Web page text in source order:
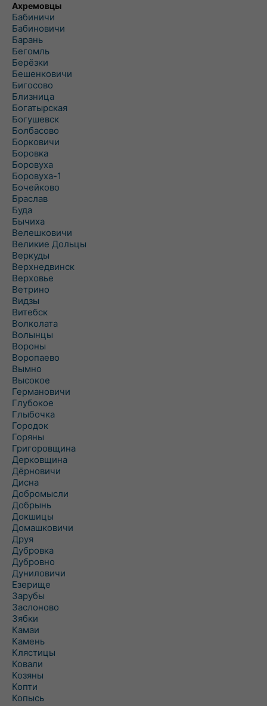
Ахремовцы
Бабиничи
Бабиновичи
Барань
Бегомль
Берёзки
Бешенковичи
Бигосово
Близница
Богатырская
Богушевск
Болбасово
Борковичи
Боровка
Боровуха
Боровуха-1
Бочейково
Браслав
Буда
Бычиха
Велешковичи
Великие Дольцы
Веркуды
Верхнедвинск
Верховье
Ветрино
Видзы
Витебск
Волколата
Волынцы
Вороны
Воропаево
Вымно
Высокое
Германовичи
Глубокое
Глыбочка
Городок
Горяны
Григоровщина
Дерковщина
Дёрновичи
Дисна
Добромысли
Добрынь
Докшицы
Домашковичи
Друя
Дубровка
Дубровно
Дуниловичи
Езерище
Зарубы
Заслоново
Зябки
Камаи
Камень
Клястицы
Ковали
Козяны
Копти
Копысь